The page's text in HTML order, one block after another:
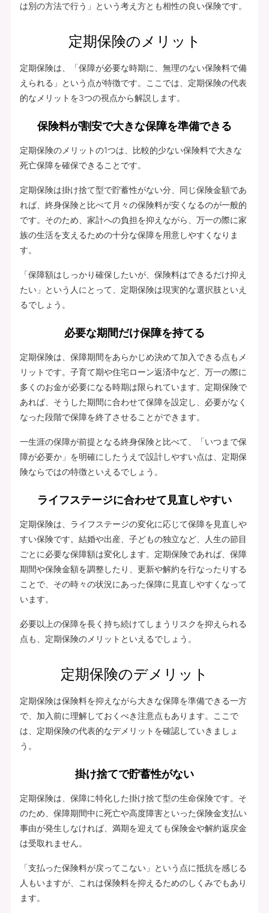
は別の方法で行う」という考え方とも相性の良い保険です。
定期保険のメリット
定期保険は、「保障が必要な時期に、無理のない保険料で備
えられる」という点が特徴です。ここでは、定期保険の代表
的なメリットを3つの視点から解説します。
保険料が割安で大きな保障を準備できる
定期保険のメリットの1つは、比較的少ない保険料で大きな
死亡保障を確保できることです。
定期保険は掛け捨て型で貯蓄性がない分、同じ保険金額であ
れば、終身保険と比べて月々の保険料が安くなるのが一般的
です。そのため、家計への負担を抑えながら、万一の際に家
族の生活を支えるための十分な保障を用意しやすくなりま
す。
「保障額はしっかり確保したいが、保険料はできるだけ抑え
たい」という人にとって、定期保険は現実的な選択肢といえ
るでしょう。
必要な期間だけ保障を持てる
定期保険は、保障期間をあらかじめ決めて加入できる点もメ
リットです。子育て期や住宅ローン返済中など、万一の際に
多くのお金が必要になる時期は限られています。定期保険で
あれば、そうした期間に合わせて保障を設定し、必要がなく
なった段階で保障を終了させることができます。
一生涯の保障が前提となる終身保険と比べて、「いつまで保
障が必要か」を明確にしたうえで設計しやすい点は、定期保
険ならではの特徴といえるでしょう。
ライフステージに合わせて見直しやすい
定期保険は、ライフステージの変化に応じて保障を見直しや
すい保険です。結婚や出産、子どもの独立など、人生の節目
ごとに必要な保障額は変化します。定期保険であれば、保障
期間や保険金額を調整したり、更新や解約を行なったりする
ことで、その時々の状況にあった保障に見直しやすくなって
います。
必要以上の保障を長く持ち続けてしまうリスクを抑えられる
点も、定期保険のメリットといえるでしょう。
定期保険のデメリット
定期保険は保険料を抑えながら大きな保障を準備できる一方
で、加入前に理解しておくべき注意点もあります。ここで
は、定期保険の代表的なデメリットを確認していきましょ
う。
掛け捨てで貯蓄性がない
定期保険は、保障に特化した掛け捨て型の生命保険です。そ
のため、保障期間中に死亡や高度障害といった保険金支払い
事由が発生しなければ、満期を迎えても保険金や解約返戻金
は受取れません。
「支払った保険料が戻ってこない」という点に抵抗を感じる
人もいますが、これは保険料を抑えるためのしくみでもあり
ます。